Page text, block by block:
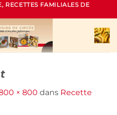
RECETTES FAMILIALES DE
× 800 dans Recette